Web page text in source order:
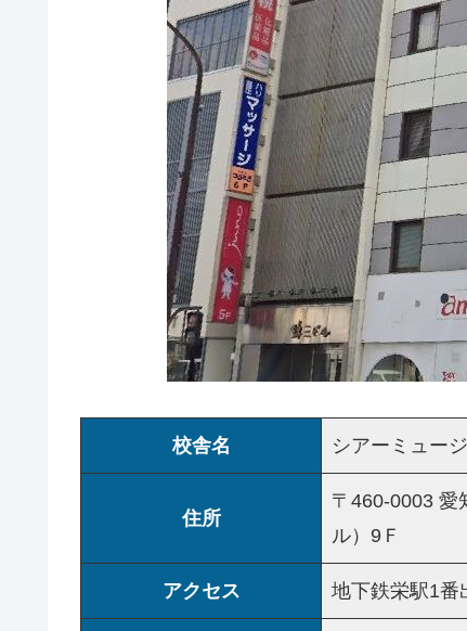
校舎名 シアーミュー
住所
〒460-0003 愛
ル）9Ｆ
アクセス 地下鉄栄駅1番